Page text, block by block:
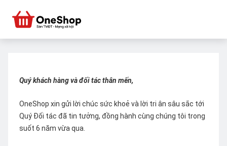
Quý khách hàng và đối tác thân mến,
OneShop xin gửi lời chúc sức khoẻ và lời tri ân sâu sắc tới
Quý Đối tác đã tin tưởng, đồng hành cùng chúng tôi trong
suốt 6 năm vừa qua.